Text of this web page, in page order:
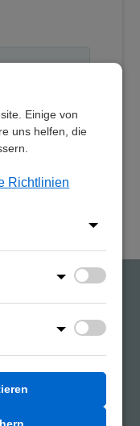
Einige von
uns helfen, die
Richtlinien
Aus
Aus